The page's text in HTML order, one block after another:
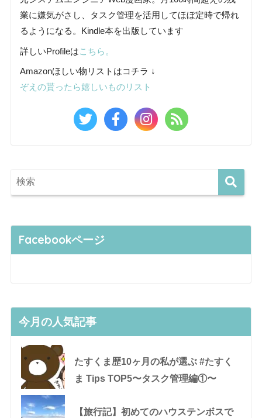
業に嫌気がさし、タスク管理を活用してほぼ定時で帰れ
るようになる。Kindle本を出版しています
詳しいProfileはこちら。
Amazonほしい物リストはコチラ ↓
ぞえの貰ったら嬉しいものリスト
Facebookページ
今月の人気記事
たすくま歴10ヶ月の私が選ぶ #たすく
ま Tips TOP5〜タスク管理編①〜
【旅行記】初めてのハウステンボスで